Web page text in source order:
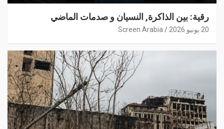
رقية: بين الذاكرة, النسيان و صدمات الماضي
20 يونيو 2026 Screen Arabia